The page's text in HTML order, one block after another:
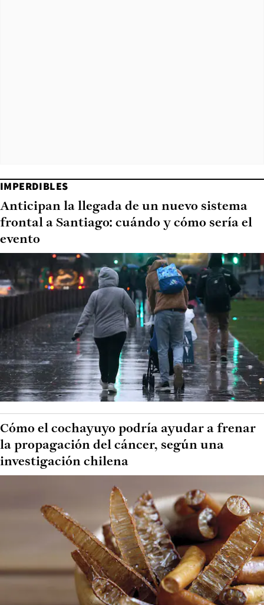
IMPERDIBLES
Anticipan la llegada de un nuevo sistema
frontal a Santiago: cuándo y cómo sería el
evento
Cómo el cochayuyo podría ayudar a frenar
la propagación del cáncer, según una
investigación chilena